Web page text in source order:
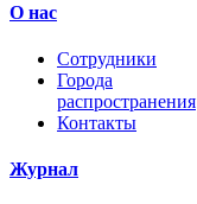
О нас
Сотрудники
Города
распространения
Контакты
Журнал